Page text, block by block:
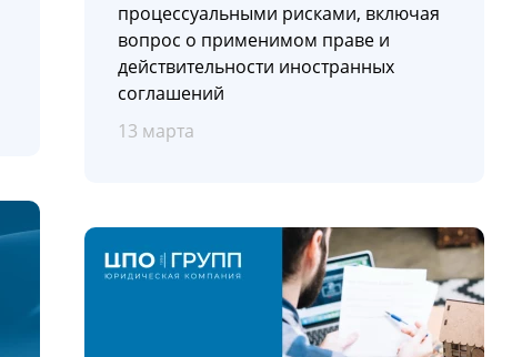
процессуальными рисками, включая
вопрос о применимом праве и
действительности иностранных
соглашений
13 марта